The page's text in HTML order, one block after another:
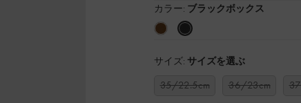
カラー: ブラックボックス
サイズ: サイズを選ぶ
35/22.5cm 36/23cm